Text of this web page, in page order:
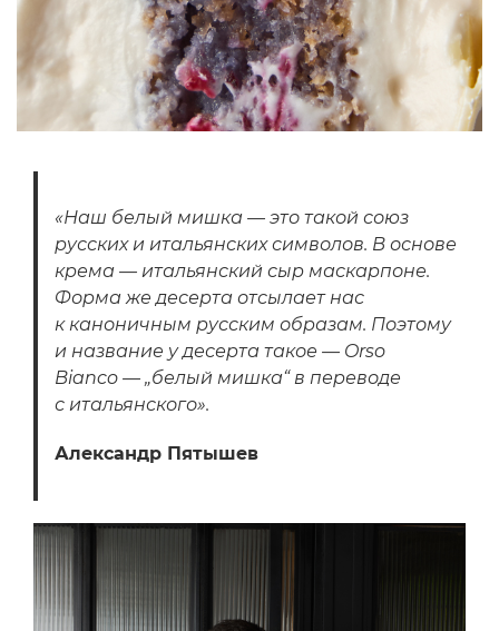
«Наш белый мишка — это такой союз
русских и итальянских символов. В основе
крема — итальянский сыр маскарпоне.
Форма же десерта отсылает нас
к каноничным русским образам. Поэтому
и название у десерта такое — Orso
Bianco — „белый мишка“ в переводе
с итальянского».
Александр Пятышев